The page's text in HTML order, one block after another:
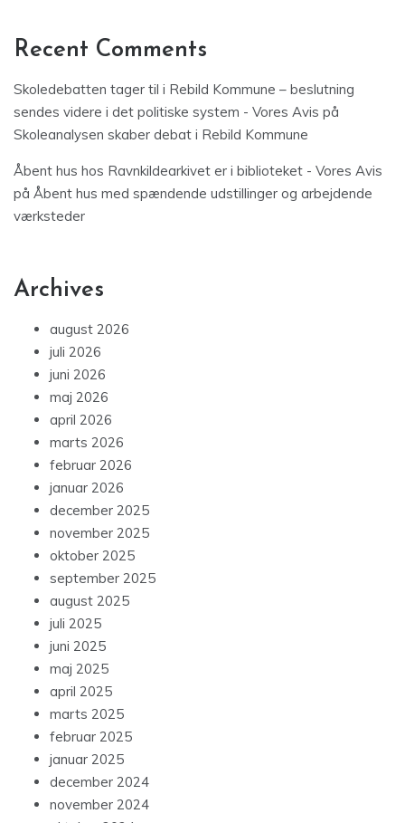
Recent Comments
Skoledebatten tager til i Rebild Kommune – beslutning
sendes videre i det politiske system - Vores Avis på
Skoleanalysen skaber debat i Rebild Kommune
Åbent hus hos Ravnkildearkivet er i biblioteket - Vores Avis
på Åbent hus med spændende udstillinger og arbejdende
værksteder
Archives
august 2026
juli 2026
juni 2026
maj 2026
april 2026
marts 2026
februar 2026
januar 2026
december 2025
november 2025
oktober 2025
september 2025
august 2025
juli 2025
juni 2025
maj 2025
april 2025
marts 2025
februar 2025
januar 2025
december 2024
november 2024